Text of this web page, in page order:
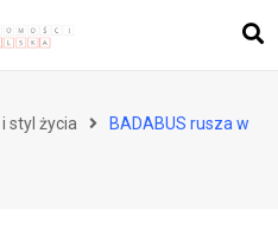
styl życia
BADABUS rusza w